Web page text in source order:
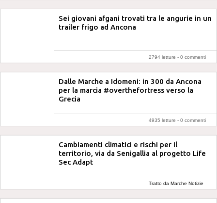
Sei giovani afgani trovati tra le angurie in un
trailer frigo ad Ancona
2794 letture - 0 commenti
Dalle Marche a Idomeni: in 300 da Ancona
per la marcia #overthefortress verso la
Grecia
4935 letture - 0 commenti
Cambiamenti climatici e rischi per il
territorio, via da Senigallia al progetto Life
Sec Adapt
Tratto da Marche Notizie